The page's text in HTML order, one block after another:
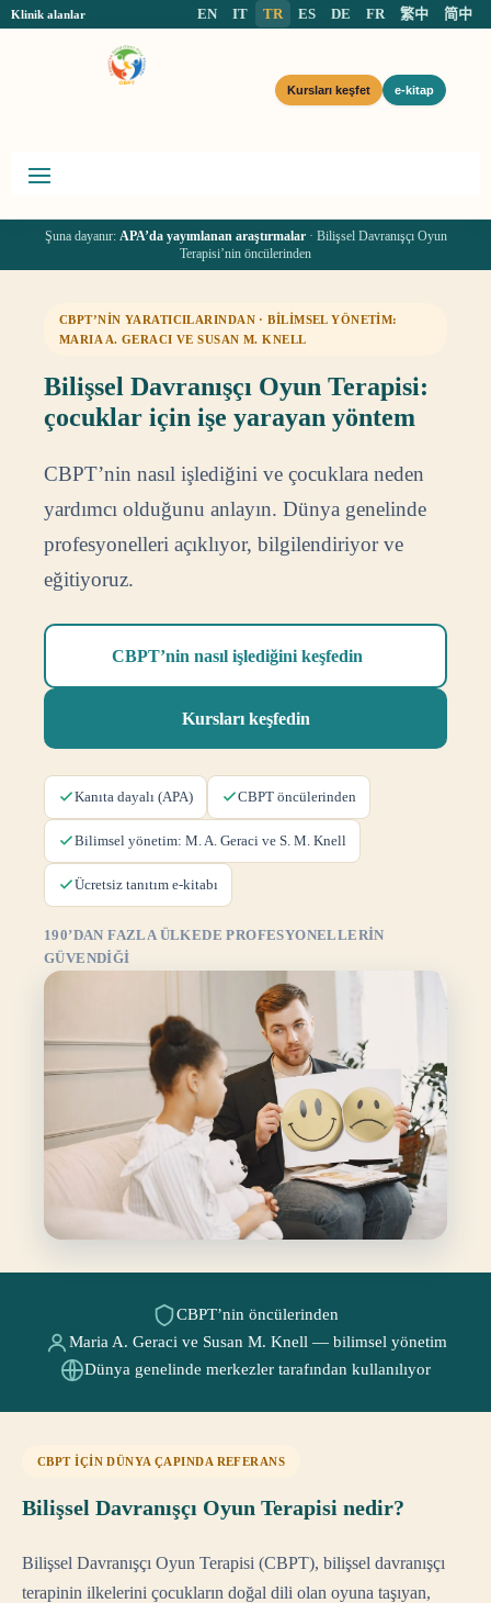
Klinik alanlar EN IT TR ES DE FR 繁中 简中
Kursları keşfet e-kitap
Şuna dayanır: APA’da yayımlanan araştırmalar· Bilişsel Davranışçı Oyun
Terapisi’nin öncülerinden
CBPT’NİN YARATICILARINDAN · BİLİMSEL YÖNETİM:
MARIA A. GERACI VE SUSAN M. KNELL
Bilişsel Davranışçı Oyun Terapisi:
çocuklar için işe yarayan yöntem
CBPT’nin nasıl işlediğini ve çocuklara neden
yardımcı olduğunu anlayın. Dünya genelinde
profesyonelleri açıklıyor, bilgilendiriyor ve
eğitiyoruz.
CBPT’nin nasıl işlediğini keşfedin
Kursları keşfedin
Kanıta dayalı (APA) CBPT öncülerinden
Bilimsel yönetim: M. A. Geraci ve S. M. Knell
Ücretsiz tanıtım e-kitabı
190’DAN FAZLA ÜLKEDE PROFESYONELLERİN
GÜVENDİĞİ
CBPT’nin öncülerinden
Maria A. Geraci ve Susan M. Knell — bilimsel yönetim
Dünya genelinde merkezler tarafından kullanılıyor
CBPT İÇİN DÜNYA ÇAPINDA REFERANS
Bilişsel Davranışçı Oyun Terapisi nedir?
Bilişsel Davranışçı Oyun Terapisi (CBPT), bilişsel davranışçı
terapinin ilkelerini çocukların doğal dili olan oyuna taşıyan,